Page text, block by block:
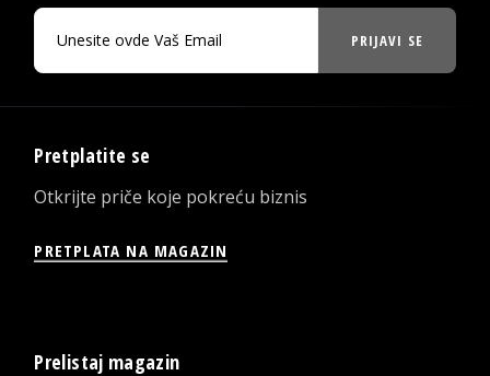
PRIJAVI SE
Pretplatite se
Otkrijte priče koje pokreću biznis
PRETPLATA NA MAGAZIN
Prelistaj magazin